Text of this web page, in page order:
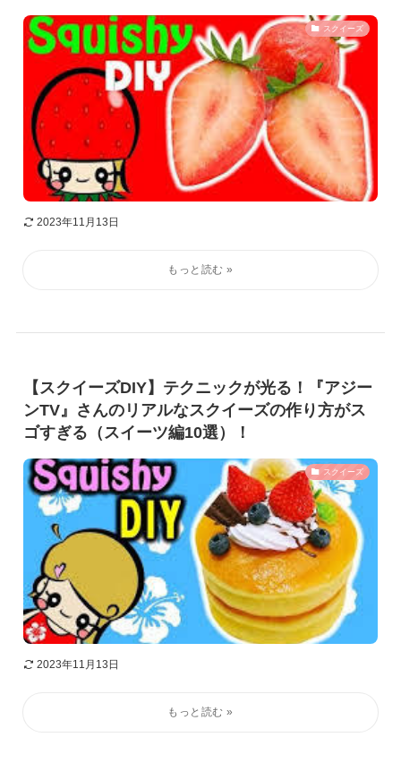
スクイーズ
2023年11月13日
【スクイーズDIY】テクニックが光る！『アジー
ンTV』さんのリアルなスクイーズの作り方がス
ゴすぎる（スイーツ編10選）！
スクイーズ
2023年11月13日